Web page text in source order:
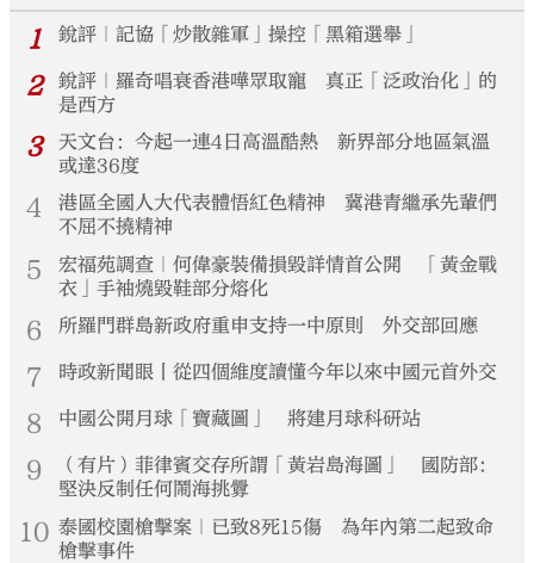
1
銳評｜記協「炒散雜軍」操控「黑箱選舉」
2
銳評｜羅奇唱衰香港嘩眾取寵 真正「泛政治化」的
是西方
3
天文台：今起一連4日高溫酷熱 新界部分地區氣溫
或達36度
4
港區全國人大代表體悟紅色精神 冀港青繼承先輩們
不屈不撓精神
5
宏福苑調查｜何偉豪裝備損毀詳情首公開 「黃金戰
衣」手袖燒毀鞋部分熔化
6 所羅門群島新政府重申支持一中原則 外交部回應
7 時政新聞眼丨從四個維度讀懂今年以來中國元首外交
8 中國公開月球「寶藏圖」 將建月球科研站
9
（有片）菲律賓交存所謂「黃岩島海圖」 國防部：
堅決反制任何鬧海挑釁
10 泰國校園槍擊案｜已致8死15傷 為年內第二起致命
槍擊事件